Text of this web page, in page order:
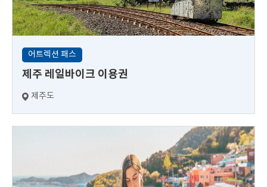
어트렉션 패스
제주 레일바이크 이용권
제주도